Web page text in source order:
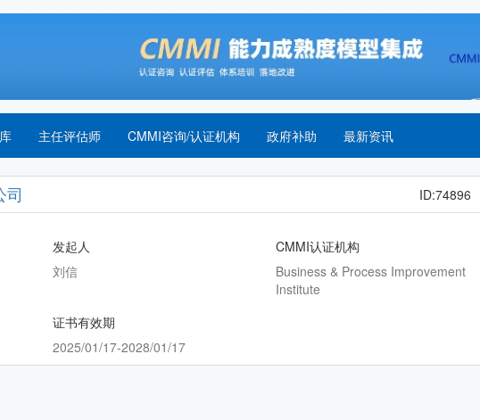
主任评估师 CMMI咨询/认证机构 政府补助 最新资讯
司 ID:74896
发起人
刘信
CMMI认证机构
Business & Process Improvement
Institute
证书有效期
2025/01/17-2028/01/17